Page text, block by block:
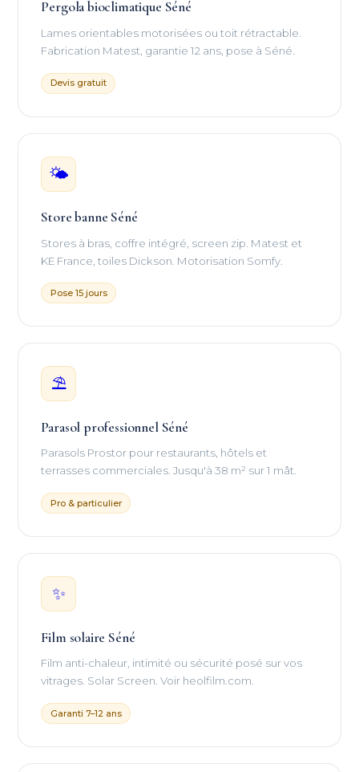
Pergola bioclimatique Séné
Lames orientables motorisées ou toit rétractable.
Fabrication Matest, garantie 12 ans, pose à Séné.
Devis gratuit
🌤
Store banne Séné
Stores à bras, coffre intégré, screen zip. Matest et
KE France, toiles Dickson. Motorisation Somfy.
Pose 15 jours
⛱
Parasol professionnel Séné
Parasols Prostor pour restaurants, hôtels et
terrasses commerciales. Jusqu'à 38 m² sur 1 mât.
Pro & particulier
✨
Film solaire Séné
Film anti-chaleur, intimité ou sécurité posé sur vos
vitrages. Solar Screen. Voir heolfilm.com.
Garanti 7–12 ans